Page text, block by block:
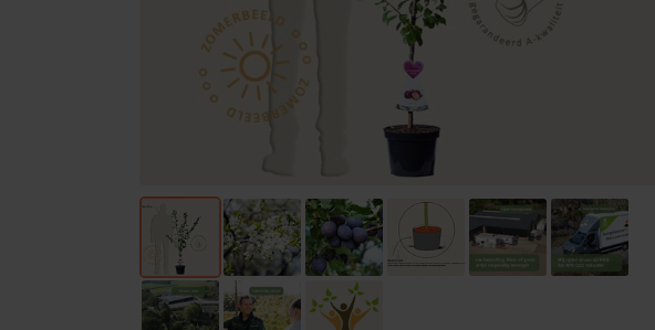
Bomen
Leibomen
Kamerplanten
Bloempotten